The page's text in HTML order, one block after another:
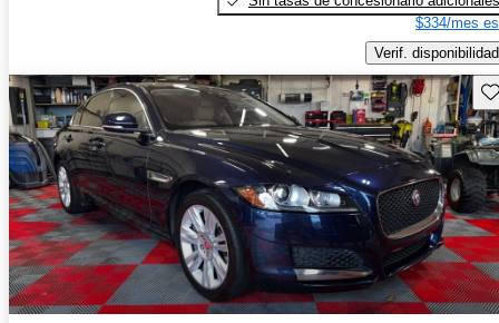
$334/mes
Verif. disponibilidad